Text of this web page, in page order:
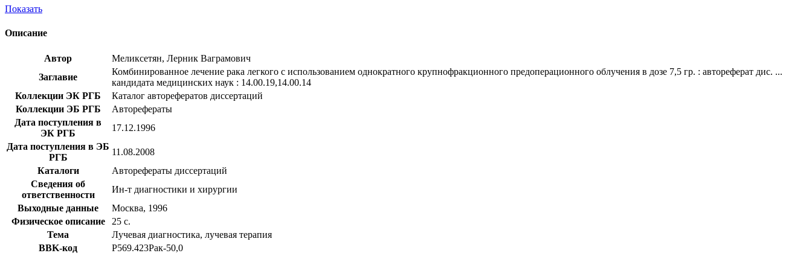
Показать
Описание
Автор
Меликсетян, Лерник Ваграмович
Заглавие
Комбинированное лечение рака легкого с использованием однократного крупнофракционного предоперационного облучения в дозе 7,5 гр. : автореферат дис. ...
кандидата медицинских наук : 14.00.19,14.00.14
Коллекции ЭК РГБ
Каталог авторефератов диссертаций
Коллекции ЭБ РГБ
Авторефераты
Дата поступления в
ЭК РГБ
17.12.1996
Дата поступления в ЭБ
РГБ
11.08.2008
Каталоги
Авторефераты диссертаций
Сведения об
ответственности
Ин-т диагностики и хирургии
Выходные данные
Москва, 1996
Физическое описание
25 с.
Тема
Лучевая диагностика, лучевая терапия
BBK-код
Р569.423Рак-50,0